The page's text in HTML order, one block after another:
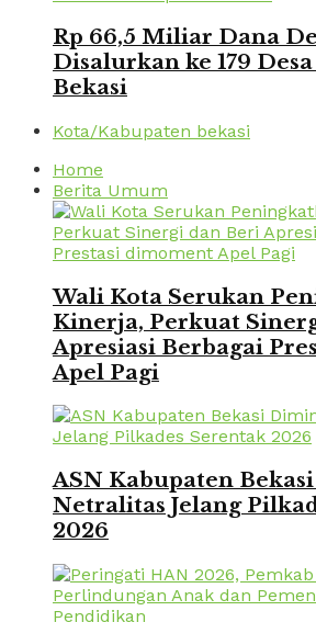
Rp 66,5 Miliar Dana
Disalurkan ke 179
Bekasi
Kota/Kabupaten bekasi
Home
Berita Umum
Wali Kota Serukan
Kinerja, Perkuat
Apresiasi Berbagai
Apel Pagi
ASN Kabupaten
Netralitas Jelang
2026